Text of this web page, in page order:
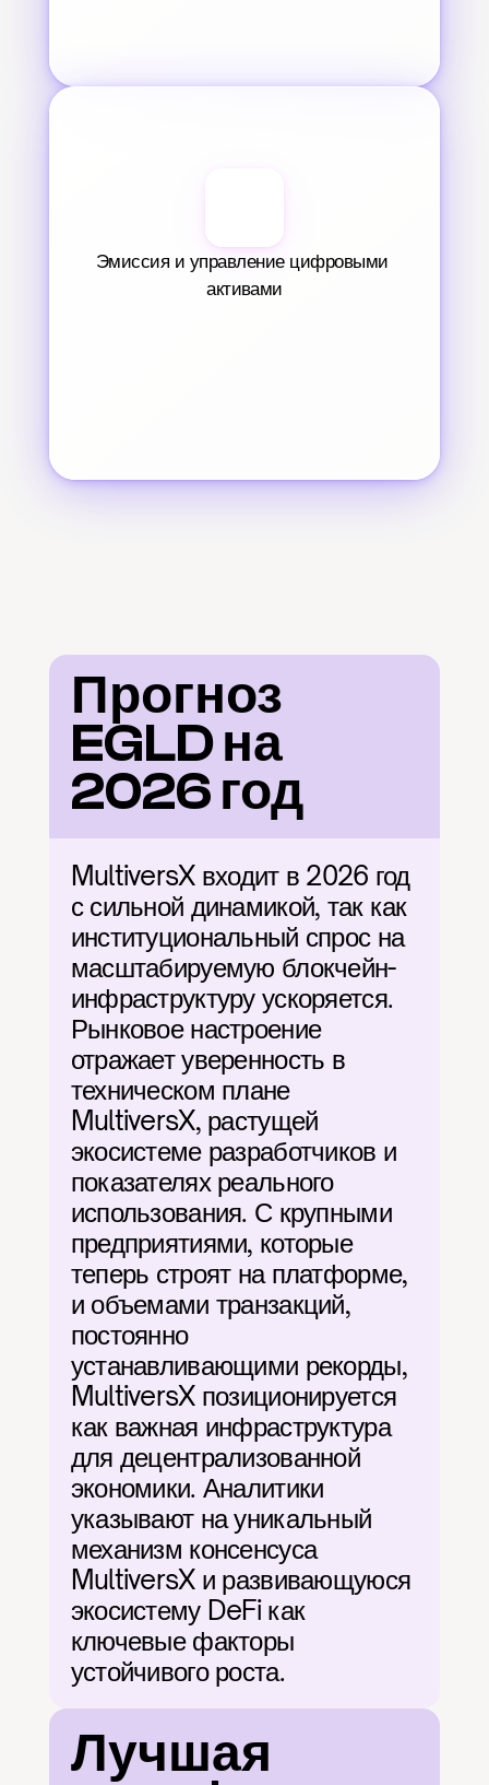
Эмиссия и управление цифровыми
активами
Прогноз
EGLD на
2026 год
MultiversX входит в 2026 год
с сильной динамикой, так как
институциональный спрос на
масштабируемую блокчейн-
инфраструктуру ускоряется.
Рынковое настроение
отражает уверенность в
техническом плане
MultiversX, растущей
экосистеме разработчиков и
показателях реального
использования. С крупными
предприятиями, которые
теперь строят на платформе,
и объемами транзакций,
постоянно
устанавливающими рекорды,
MultiversX позиционируется
как важная инфраструктура
для децентрализованной
экономики. Аналитики
указывают на уникальный
механизм консенсуса
MultiversX и развивающуюся
экосистему DeFi как
ключевые факторы
устойчивого роста.
Лучшая